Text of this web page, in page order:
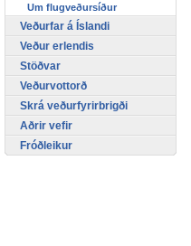
Um flugveðursíður
Veðurfar á Íslandi
Veður erlendis
Stöðvar
Veðurvottorð
Skrá veðurfyrirbrigði
Aðrir vefir
Fróðleikur